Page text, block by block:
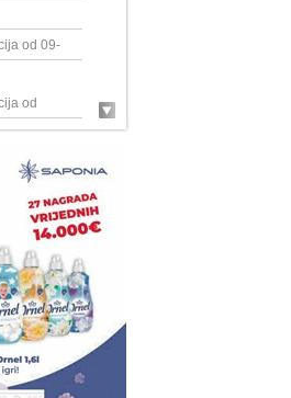
od
14.05.2023.
od 09-